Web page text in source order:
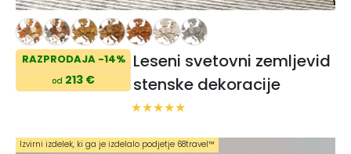
RAZPRODAJA -14%
od 213 €
Leseni svetovni zemljevid
stenske dekoracije
Izvirni izdelek, ki ga je izdelalo podjetje 68travel™️